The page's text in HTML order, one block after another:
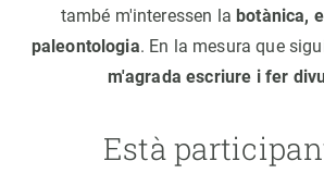
també m'interessen labotànica,
paleontologia. En la mesura que
m'agrada escriure i fer
Està